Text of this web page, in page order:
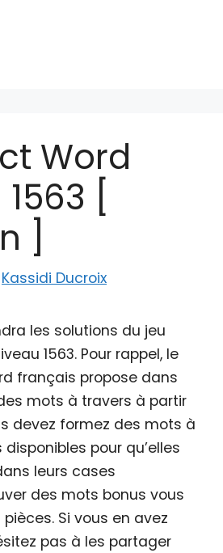
Word
[
]
Kassidi Ducroix
les solutions du jeu
1563. Pour rappel, le
français propose dans
mots à travers à partir
devez formez des mots à
pour qu’elles
leurs cases
des mots bonus vous
Si vous en avez
pas à les partager